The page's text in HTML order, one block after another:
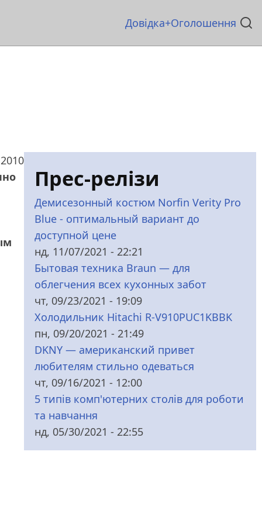
Основна
Довідка Оголошення
Прес-релізи
Демисезонный костюм Norfin Verity Pro
Blue - оптимальный вариант до
доступной цене
нд, 11/07/2021 - 22:21
Бытовая техника Braun — для
облегчения всех кухонных забот
чт, 09/23/2021 - 19:09
Холодильник Hitachi R-V910PUC1KBBK
пн, 09/20/2021 - 21:49
DKNY — американский привет
любителям стильно одеваться
чт, 09/16/2021 - 12:00
5 типів комп'ютерних столів для роботи
та навчання
нд, 05/30/2021 - 22:55